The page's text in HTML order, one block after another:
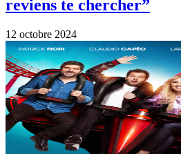
reviens te chercher”
12 octobre 2024